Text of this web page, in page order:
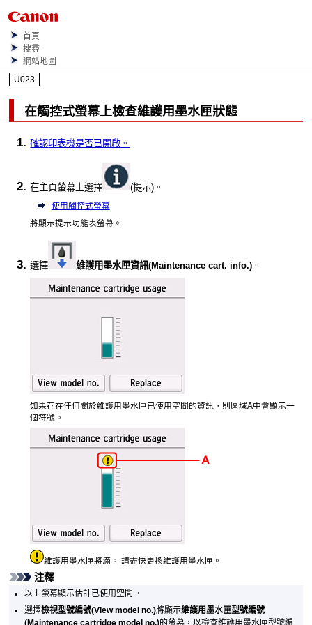
首頁
搜尋
網站地圖
U023
在觸控式螢幕上檢查維護用墨水匣狀態
確認印表機是否已開啟。
在主頁螢幕上選擇 (提示)。
使用觸控式螢幕
將顯示提示功能表螢幕。
選擇 維護用墨水匣資訊(Maintenance cart. info.) 。
如果存在任何關於維護用墨水匣已使用空間的資訊，則區域A中會顯示一
個符號。
維護用墨水匣將滿。 請盡快更換維護用墨水匣 。
注釋
以上螢幕顯示估計已使用空間。
選擇檢視型號編號(View model no.)將顯示維護用墨水匣型號編號